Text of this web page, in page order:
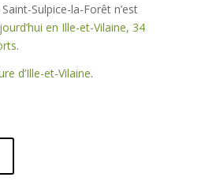
Sulpice-la-Forêt n’est
en Ille-et-Vilaine, 34
.
d’Ille-et-Vilaine.